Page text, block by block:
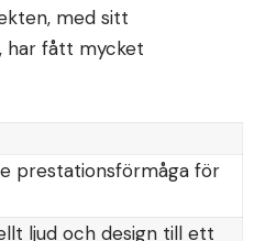
med sitt
har fått mycket
prestationsförmåga för
ljud och design till ett